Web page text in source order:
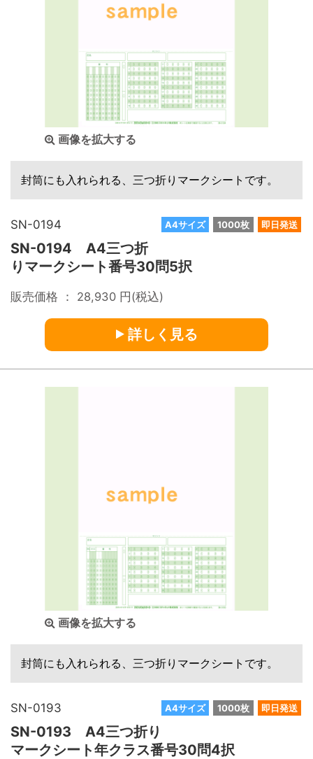
画像を拡大する
封筒にも入れられる、三つ折りマークシートです。
A4サイズ 1000枚 即日発送
SN-0194
SN-0194 A4三つ折
りマークシート番号30問5択
販売価格 ： 28,930 円(税込)
詳しく見る
画像を拡大する
封筒にも入れられる、三つ折りマークシートです。
A4サイズ 1000枚 即日発送
SN-0193
SN-0193 A4三つ折り
マークシート年クラス番号30問4択